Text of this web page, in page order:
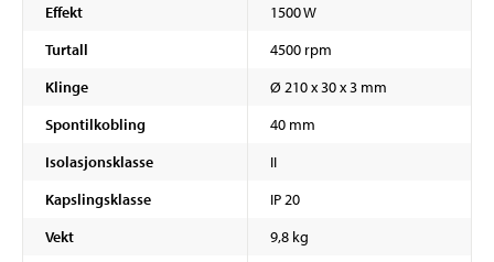
Effekt
1500 W
Turtall
4500 rpm
Klinge
Ø 210 x 30 x 3 mm
Spontilkobling
40 mm
Isolasjonsklasse
II
Kapslingsklasse
IP 20
Vekt
9,8 kg